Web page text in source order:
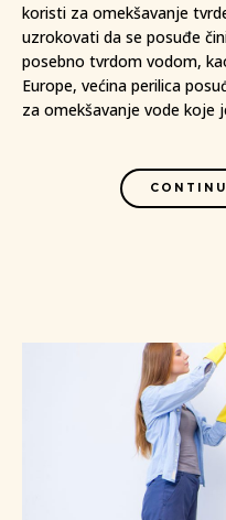
koristi za omekšavanje
uzrokovati da se posuđe
posebno tvrdom vodom,
Europe, većina perilica
za omekšavanje vode koje